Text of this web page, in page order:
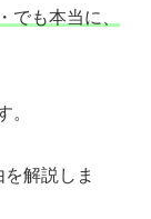
でも本当に、
。
解説しま